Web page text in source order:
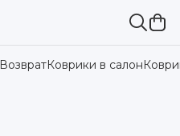
ВозвратКоврики в салон